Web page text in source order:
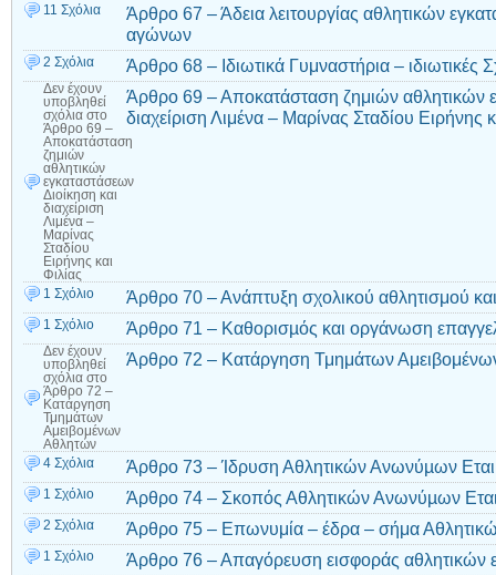
11 Σχόλια
Άρθρο 67 – Άδεια λειτουργίας αθλητικών
αγώνων
2 Σχόλια Άρθρο 68 – Ιδιωτικά Γυμναστήρια – ιδιωτικές
Δεν έχουν
υποβληθεί
σχόλια στο
Άρθρο 69 –
Αποκατάσταση
ζημιών
αθλητικών
εγκαταστάσεων
Διοίκηση και
διαχείριση
Λιμένα –
Μαρίνας
Σταδίου
Ειρήνης και
Φιλίας
Άρθρο 69 – Αποκατάσταση ζημιών αθλητικών
διαχείριση Λιμένα – Μαρίνας Σταδίου Ειρήνης
1 Σχόλιο Άρθρο 70 – Ανάπτυξη σχολικού αθλητισμού
1 Σχόλιο Άρθρο 71 – Καθορισµός και οργάνωση
Δεν έχουν
υποβληθεί
σχόλια στο
Άρθρο 72 –
Κατάργηση
Τμημάτων
Αμειβομένων
Αθλητών
Άρθρο 72 – Κατάργηση Τμημάτων
4 Σχόλια Άρθρο 73 – Ίδρυση Αθλητικών Ανωνύµων
1 Σχόλιο Άρθρο 74 – Σκοπός Αθλητικών Ανωνύµων
2 Σχόλια Άρθρο 75 – Επωνυμία – έδρα – σήμα
1 Σχόλιο Άρθρο 76 – Απαγόρευση εισφοράς αθλητικών